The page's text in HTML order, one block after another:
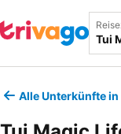
Alle Unterkünfte